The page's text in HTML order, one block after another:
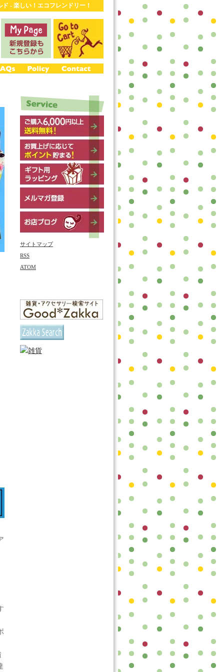
- 楽しい！エコフレンドリー！
サイトマップ
RSS
ATOM